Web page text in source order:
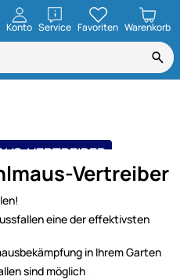
Konto ServiceöffnenFavoriten Warenkorb
VERTREIBER
Vertreiber
eine der effektivsten
in Ihrem Garten
sind möglich